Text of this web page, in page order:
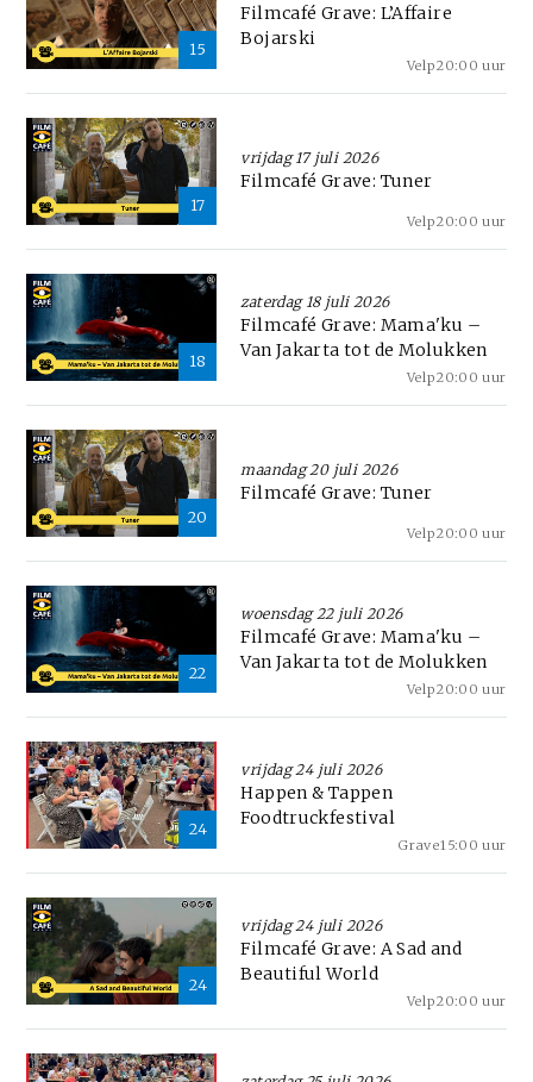
15
Filmcafé Grave: L’Affaire
Bojarski
20:00 uur
Velp
17
vrijdag 17 juli 2026
Filmcafé Grave: Tuner
20:00 uur
Velp
18
zaterdag 18 juli 2026
Filmcafé Grave: Mama'ku –
Van Jakarta tot de Molukken
20:00 uur
Velp
20
maandag 20 juli 2026
Filmcafé Grave: Tuner
20:00 uur
Velp
22
woensdag 22 juli 2026
Filmcafé Grave: Mama'ku –
Van Jakarta tot de Molukken
20:00 uur
Velp
24
vrijdag 24 juli 2026
Happen & Tappen
Foodtruckfestival
15:00 uur
Grave
24
vrijdag 24 juli 2026
Filmcafé Grave: A Sad and
Beautiful World
20:00 uur
Velp